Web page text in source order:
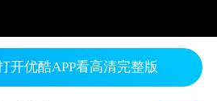
开优酷APP看高清完整版